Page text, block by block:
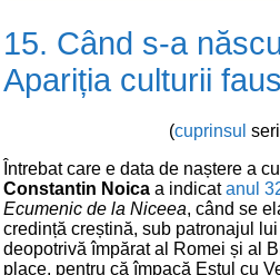
15. Când s-a
Apariția culturii
(cuprinsul
Întrebat care e data de naștere a
Constantin Noica a indicatanul
Ecumenic de la Niceea, când se
credință creștină, sub patronajul lui
deopotrivă împărat al Romei și al
place, pentru că împacă Estul cu